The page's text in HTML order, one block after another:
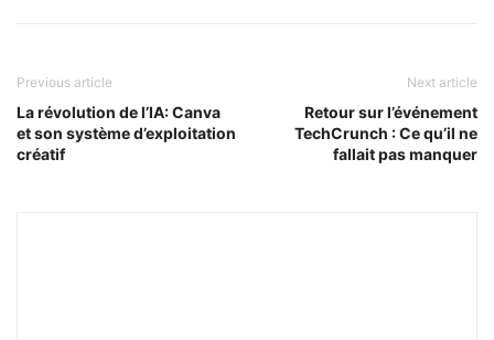
Previous article
La révolution de l’IA: Canva
et son système d’exploitation
créatif
Next article
Retour sur l’événement
TechCrunch : Ce qu’il ne
fallait pas manquer